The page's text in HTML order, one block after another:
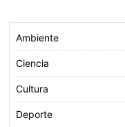
Ambiente
Ciencia
Cultura
Deporte